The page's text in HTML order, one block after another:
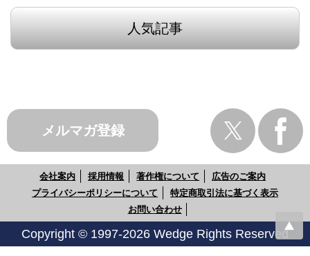
人気記事
メルマガ登録
会社案内 採用情報 著作権について
広告のご案内
プライバシーポリシーについて
特定商取引法に基づく表示
お問い合わせ
Copyright © 1997-2026 Wedge Rights Reserved